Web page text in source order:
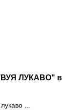
ЛУКАВО" в
…